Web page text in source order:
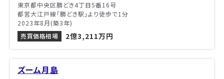
東京都中央区勝どき4丁目5番16号
都営大江戸線「勝どき駅」より徒歩で1分
2023年8月(築3年)
売買価格相場
2億3,211万円
ズーム月島